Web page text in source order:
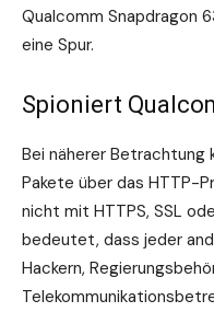
Qualcomm Snapdragon
eine Spur.
Spioniert
Bei näherer Betrachtung
Pakete über das HTTP-
nicht mit HTTPS, SSL
bedeutet, dass jeder
Hackern,